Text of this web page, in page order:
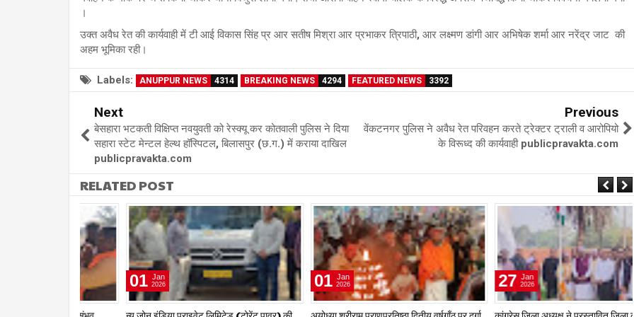
।
उक्त अवैध रेत की कार्यवाही में टी आई विकास सिंह प्र आर सतीष मिश्रा आर प्रभाकर त्रिपाठी, आर लक्ष्मण डांगी आर अभिषेक शर्मा आर नरेंद्र जाट की
अहम भूमिका रही।
Labels: ANUPPUR NEWS 4314 BREAKING NEWS 4294 FEATURED NEWS 3392
Next
बेसहारा भटकती विक्षिप्त नवयुवती को रेस्क्यू कर कोतवाली पुलिस ने दिया
सहारा स्टेट मेन्टल हेल्थ हॉस्पिटल, बिलासपुर (छ.ग.) में कराया दाखिल
publicpravakta.com
Previous
वेंकटनगर पुलिस ने अवैध रेत परिवहन करते ट्रेक्टर ट्राली व आरोपियो
के विरूध्द की कार्यवाही publicpravakta.com
RELATED POST
01 2026 01 Jan
2026 27 Jan
2026